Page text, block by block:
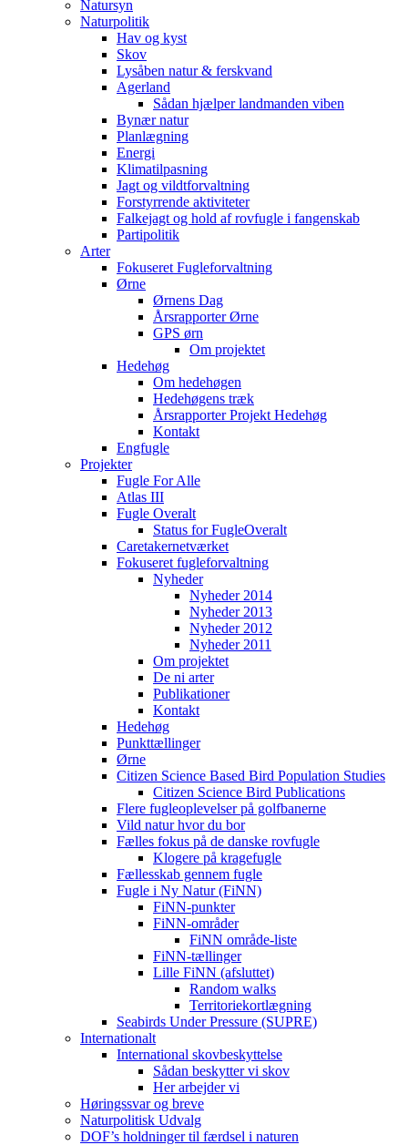
Natursyn
Naturpolitik
Hav og kyst
Skov
Lysåben natur & ferskvand
Agerland
Sådan hjælper landmanden viben
Bynær natur
Planlægning
Energi
Klimatilpasning
Jagt og vildtforvaltning
Forstyrrende aktiviteter
Falkejagt og hold af rovfugle i fangenskab
Partipolitik
Arter
Fokuseret Fugleforvaltning
Ørne
Ørnens Dag
Årsrapporter Ørne
GPS ørn
Om projektet
Hedehøg
Om hedehøgen
Hedehøgens træk
Årsrapporter Projekt Hedehøg
Kontakt
Engfugle
Projekter
Fugle For Alle
Atlas III
Fugle Overalt
Status for FugleOveralt
Caretakernetværket
Fokuseret fugleforvaltning
Nyheder
Nyheder 2014
Nyheder 2013
Nyheder 2012
Nyheder 2011
Om projektet
De ni arter
Publikationer
Kontakt
Hedehøg
Punkttællinger
Ørne
Citizen Science Based Bird Population Studies
Citizen Science Bird Publications
Flere fugleoplevelser på golfbanerne
Vild natur hvor du bor
Fælles fokus på de danske rovfugle
Klogere på kragefugle
Fællesskab gennem fugle
Fugle i Ny Natur (FiNN)
FiNN-punkter
FiNN-områder
FiNN område-liste
FiNN-tællinger
Lille FiNN (afsluttet)
Random walks
Territoriekortlægning
Seabirds Under Pressure (SUPRE)
Internationalt
International skovbeskyttelse
Sådan beskytter vi skov
Her arbejder vi
Høringssvar og breve
Naturpolitisk Udvalg
DOF’s holdninger til færdsel i naturen